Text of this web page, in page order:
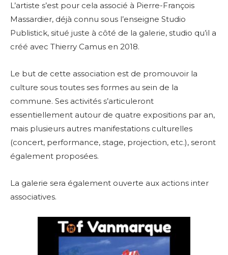
L’artiste s’est pour cela associé à Pierre-François
Massardier, déjà connu sous l’enseigne Studio
Publistick, situé juste à côté de la galerie, studio qu’il a
créé avec Thierry Camus en 2018.
Le but de cette association est de promouvoir la
culture sous toutes ses formes au sein de la
commune. Ses activités s’articuleront
essentiellement autour de quatre expositions par an,
mais plusieurs autres manifestations culturelles
(concert, performance, stage, projection, etc.), seront
également proposées.
La galerie sera également ouverte aux actions inter
associatives.